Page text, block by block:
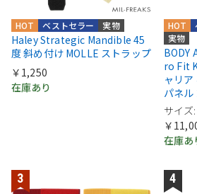
実物
ベストセラー
HOT
Haley Strategic Mandible 45
度 斜め付け MOLLE ストラップ
￥1,250
在庫あり
実物
HOT
BODY
ro Fit
ャリ
パネル
サイズ
￥
在庫あ